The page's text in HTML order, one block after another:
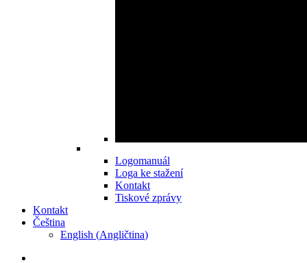
Logomanuál
Loga ke stažení
Kontakt
Tiskové zprávy
Kontakt
Čeština
English (Angličtina)